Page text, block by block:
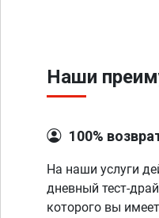
Наши
100%
На наши услуги
дневный тест-
которого вы